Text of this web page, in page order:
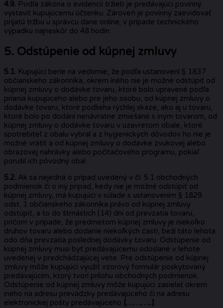
4.9. Podľa zákona o evidencii tržieb je predávajúci povinný
vystaviť kupujúcemu účtenku. Zároveň je povinný zaevidovať
prijatú tržbu u správcu dane online; v prípade technického
výpadku najneskôr do 48 hodín.
5. Odstúpenie od kúpnej zmluvy
5.1. Kupujúci berie na vedomie, že podľa ustanovení § 1837
občianskeho zákonníka, okrem iného nie je možné odstúpiť od
kúpnej zmluvy o dodávke tovaru, ktoré bolo upravené podľa
priania kupujúceho alebo pre jeho osobu, od kúpnej zmluvy o
dodávke tovaru, ktoré podlieha rýchlej skaze, ako aj u tovaru,
ktoré bolo po dodání nenávratne zmiešané s iným tovarom, od
kúpnej zmluvy o dodávke tovaru v uzavretom obale, ktoré
spotrebiteľ z obalu vybral a z hygienických dôvodov ho nie je
možné vrátiť a od kúpnej zmluvy o dodávke zvukovej alebo
obrazovej nahrávky alebo počítačového programu, pokiaľ
porušil ich pôvodný obal.
5.2. Ak sa nejedná o prípad uvedený v čl. 5.1 obchodných
podmienok či o iný prípad, kedy nie je možné odstúpiť od
kúpnej zmluvy, má kupujúci v súlade s ustanovením § 1829
odst. 1 občianskeho zákonníka právo od kúpnej zmluvy
odstúpiť, a to do štrnástich (14) dní od prevzatia tovaru,
pričom v prípade, že predmetom kúpnej zmluvy je niekoľko
druhov tovaru alebo dodanie niekoľkých častí, beží táto lehota
odo dňa prevzatia poslednej dodávky tovaru. Odstúpenie od
kúpnej zmluvy musí byť predávajúcemu odoslané v lehote
uvedenej v predchádzajúcej vete. Pre odstúpenie od kúpnej
zmluvy môže kupujúci využiť vzorový formulár poskytovaný
predávajúcim, ktorý tvorí prílohu obchodných podmienok.
Odstúpenie od kúpnej zmluvy môže kupujúci zasielať okrem
iného na adresu prevádzky predávajúceho či na adresu
elektronickej pošty predávajúceho [………..].